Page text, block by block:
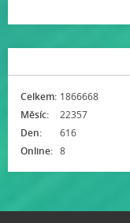
Online: 8
Celkem: 1866668
Měsíc:
22357
Den:
616